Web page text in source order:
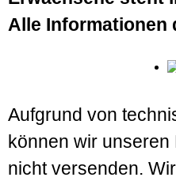
Alle Informationen
Aufgrund von
können wir unseren
nicht versenden.